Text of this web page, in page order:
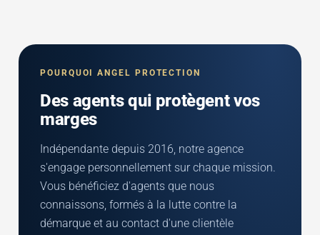
POURQUOI ANGEL PROTECTION
Des agents qui protègent vos
marges
Indépendante depuis 2016, notre agence
s'engage personnellement sur chaque mission.
Vous bénéficiez d'agents que nous
connaissons, formés à la lutte contre la
démarque et au contact d'une clientèle